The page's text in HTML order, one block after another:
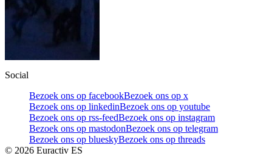
Social
Bezoek ons op facebookBezoek ons op x
Bezoek ons op linkedinBezoek ons op youtube
Bezoek ons op rss-feedBezoek ons op instagram
Bezoek ons op mastodonBezoek ons op telegram
Bezoek ons op blueskyBezoek ons op threads
© 2026 Euractiv ES